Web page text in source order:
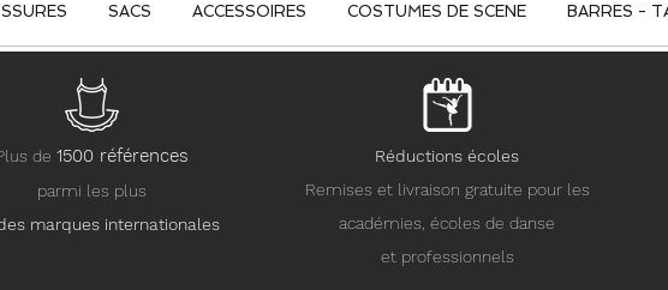
SACS ACCESSOIRES COSTUMES DE SCENE BARRES -
de 1500 références
parmi les plus
marques internationales
Réductions écoles
Remises et livraison gratuite pour les
académies, écoles de danse
et professionnels